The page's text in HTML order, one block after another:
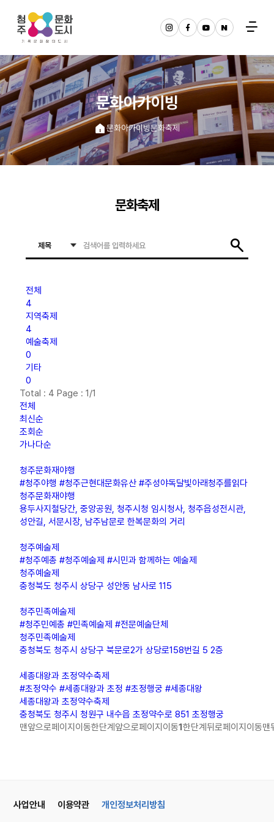
문화아카이빙
문화아카이빙문화축제
문화축제
전체
4
지역축제
4
예술축제
0
기타
0
Total : 4Page : 1/1
전체
최신순
조회순
가나다순
청주문화재야행
#청주야행 #청주근현대문화유산 #주성야독달빛아래청주를읽다
청주문화재야행
용두사지철당간, 중앙공원, 청주시청 임시청사, 청주읍성전시관,
성안길, 서문시장, 남주남문로 한복문화의 거리
청주예술제
#청주예총 #청주예술제 #시민과 함께하는 예술제
청주예술제
충청북도 청주시 상당구 성안동 남사로 115
청주민족예술제
#청주민예총 #민족예술제 #전문예술단체
청주민족예술제
충청북도 청주시 상당구 북문로2가 상당로158번길 5 2층
세종대왕과 초정약수축제
#초정약수 #세종대왕과 초정 #초정행궁 #세종대왕
세종대왕과 초정약수축제
충청북도 청주시 청원구 내수읍 초정약수로 851 초정행궁
맨앞으로페이지이동한단계앞으로페이지이동1한단계뒤로페이지이동맨
사업안내 이용약관 개인정보처리방침